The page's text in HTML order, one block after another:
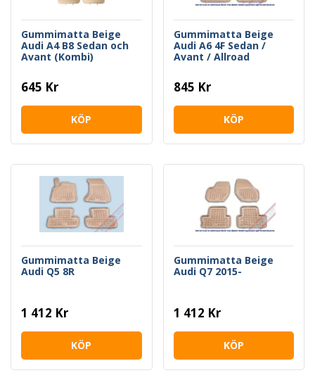
Gummimatta Beige
Audi A4 B8 Sedan och
Avant (Kombi)
645 Kr
KÖP
Gummimatta Beige
Audi A6 4F Sedan /
Avant / Allroad
845 Kr
KÖP
Gummimatta Beige
Audi Q5 8R
1 412 Kr
KÖP
Gummimatta Beige
Audi Q7 2015-
1 412 Kr
KÖP